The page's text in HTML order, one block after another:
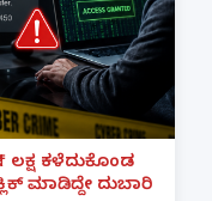
ಕಳೆದುಕೊಂಡ
ಮಾಡಿದ್ದೇ ದುಬಾರಿ